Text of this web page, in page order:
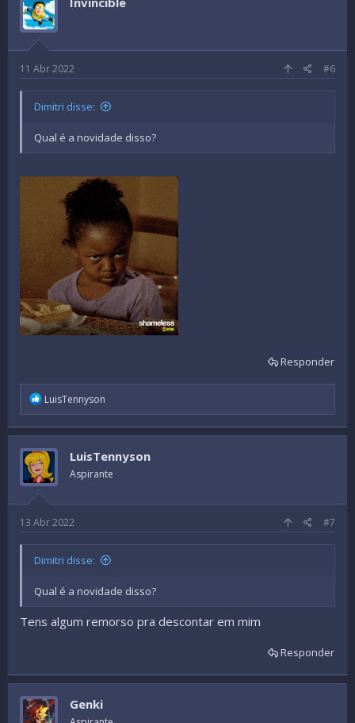
i
o
n
s
11 Abr 2022 #6
Dimitri disse:
Qual é a novidade disso?
Responder
R
c
t
i
o
n
s
LuisTennyson
LuisTennyson
Aspirante
13 Abr 2022 #7
Dimitri disse:
Qual é a novidade disso?
Tens algum remorso pra descontar em mim
Responder
Genki